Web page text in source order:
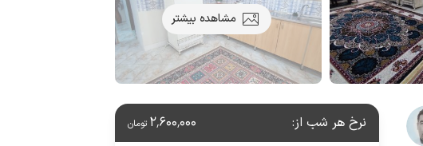
مشاهده بیشتر
نرخ هر شب از: 2٬600٬000 تومان